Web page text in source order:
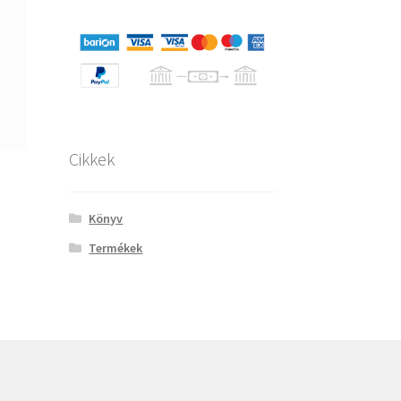
Cikkek
Könyv
Termékek